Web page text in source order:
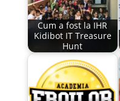
Cum a fost la IHR
Kidibot IT Treasure
Hunt